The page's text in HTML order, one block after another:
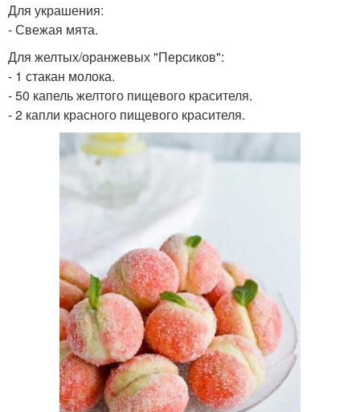
Для украшения:
- Свежая мята.
Для желтых/оранжевых "Персиков":
- 1 стакан молока.
- 50 капель желтого пищевого красителя.
- 2 капли красного пищевого красителя.